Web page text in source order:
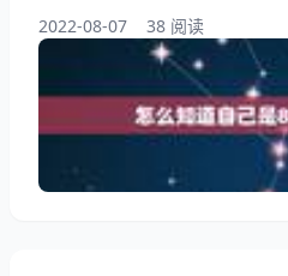
己是什么星座？你知道这是
己是什么星座?下面就一起来
希望能够帮助到大家！ 怎么
1、如何查自己的星座 怎么
首先在网上查到你的阴历是
什么星座的，打开万年历查
2022-08-07 38 阅读